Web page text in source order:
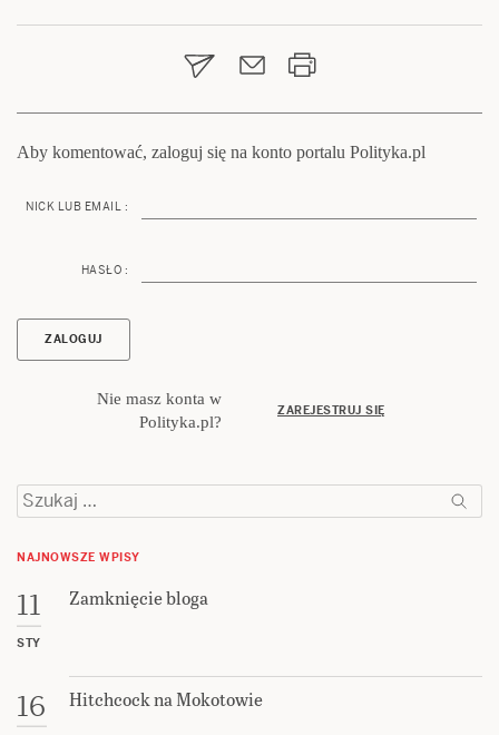
wpisu
Aby komentować, zaloguj się na konto portalu Polityka.pl
NICK LUB EMAIL :
HASŁO :
Nie masz konta w
Polityka.pl?
ZAREJESTRUJ SIĘ
Szukaj:
NAJNOWSZE WPISY
11
STY
Zamknięcie bloga
16 Hitchcock na Mokotowie